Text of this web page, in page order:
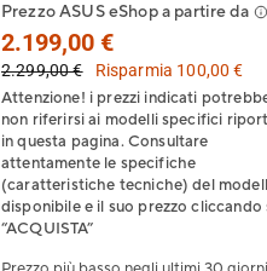
Prezzo ASUS eShop a partire da
2.199,00 €
2.299,00 €
Risparmia 100,00 €
Attenzione! i prezzi indicati
non riferirsi ai modelli specifici
in questa pagina. Consultare
attentamente le specifiche
(caratteristiche tecniche) del
disponibile e il suo prezzo cliccando
“ACQUISTA”